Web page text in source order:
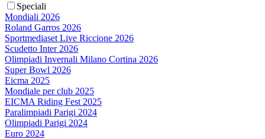
Speciali
Mondiali 2026
Roland Garros 2026
Sportmediaset Live Riccione 2026
Scudetto Inter 2026
Olimpiadi Invernali Milano Cortina 2026
Super Bowl 2026
Eicma 2025
Mondiale per club 2025
EICMA Riding Fest 2025
Paralimpiadi Parigi 2024
Olimpiadi Parigi 2024
Euro 2024